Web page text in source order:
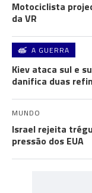
Motociclista
da VR
A GUERRA
Kiev ataca sul e
danifica duas
MUNDO
Israel rejeita
pressão dos EUA